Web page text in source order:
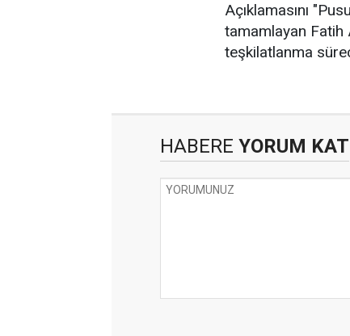
Açıklamasını
tamamlayan Fatih
teşkilatlanma
HABERE YORUM KAT